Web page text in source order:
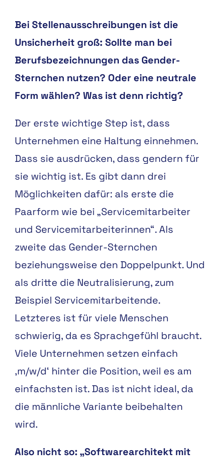
Bei Stellenausschreibungen ist die
Unsicherheit groß: Sollte man bei
Berufsbezeichnungen das Gender-
Sternchen nutzen? Oder eine neutrale
Form wählen? Was ist denn richtig?
Der erste wichtige Step ist, dass
Unternehmen eine Haltung einnehmen.
Dass sie ausdrücken, dass gendern für
sie wichtig ist. Es gibt dann drei
Möglichkeiten dafür: als erste die
Paarform wie bei „Servicemitarbeiter
und Servicemitarbeiterinnen“. Als
zweite das Gender-Sternchen
beziehungsweise den Doppelpunkt. Und
als dritte die Neutralisierung, zum
Beispiel Servicemitarbeitende.
Letzteres ist für viele Menschen
schwierig, da es Sprachgefühl braucht.
Viele Unternehmen setzen einfach
‚m/w/d‘ hinter die Position, weil es am
einfachsten ist. Das ist nicht ideal, da
die männliche Variante beibehalten
wird.
Also nicht so: „Softwarearchitekt mit